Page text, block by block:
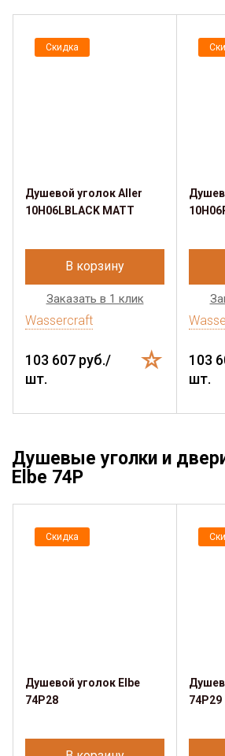
Скидка
Душевой уголок Aller
10H06LBLACK MATT
В корзину
Заказать в 1 клик
Wassercraft
103 607 руб./
шт.
103
шт.
Душевые уголки и
Elbe 74P
Скидка
Душевой уголок Elbe
74P28
74P29